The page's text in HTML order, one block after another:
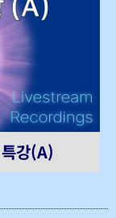
강(A)